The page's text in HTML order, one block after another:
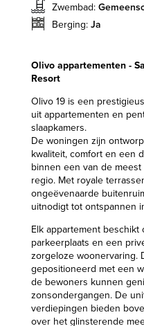
Zwembad:
Berging: Ja
Olivo appartementen -
Resort
Olivo 19 is een
uit appartementen en
slaapkamers.
De woningen zijn
kwaliteit, comfort en een
binnen een van de
regio. Met royale
ongeëvenaarde
uitnodigt tot ontspannen
Elk appartement
parkeerplaats en een
zorgeloze woonervaring.
gepositioneerd met een
de bewoners kunnen
zonsondergangen. De
verdiepingen bieden
over het glinsterende